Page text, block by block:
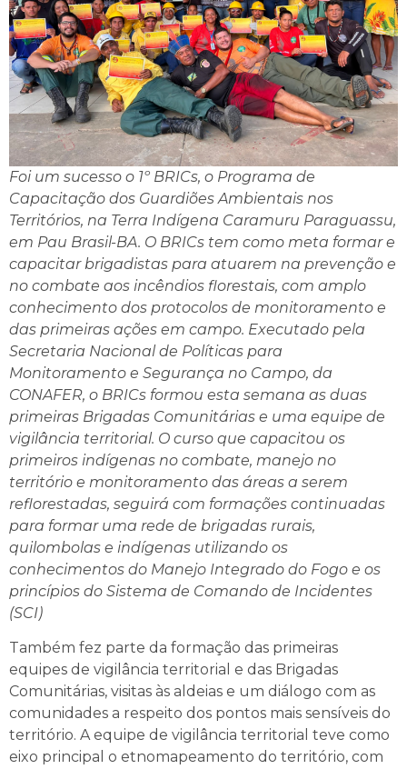
Foi um sucesso o 1º BRICs, o Programa de
Capacitação dos Guardiões Ambientais nos
Territórios, na Terra Indígena Caramuru Paraguassu,
em Pau Brasil-BA. O BRICs tem como meta formar e
capacitar brigadistas para atuarem na prevenção e
no combate aos incêndios florestais, com amplo
conhecimento dos protocolos de monitoramento e
das primeiras ações em campo. Executado pela
Secretaria Nacional de Políticas para
Monitoramento e Segurança no Campo, da
CONAFER, o BRICs formou esta semana as duas
primeiras Brigadas Comunitárias e uma equipe de
vigilância territorial. O curso que capacitou os
primeiros indígenas no combate, manejo no
território e monitoramento das áreas a serem
reflorestadas, seguirá com formações continuadas
para formar uma rede de brigadas rurais,
quilombolas e indígenas utilizando os
conhecimentos do Manejo Integrado do Fogo e os
princípios do Sistema de Comando de Incidentes
(SCI)
Também fez parte da formação das primeiras
equipes de vigilância territorial e das Brigadas
Comunitárias, visitas às aldeias e um diálogo com as
comunidades a respeito dos pontos mais sensíveis do
território. A equipe de vigilância territorial teve como
eixo principal o etnomapeamento do território, com